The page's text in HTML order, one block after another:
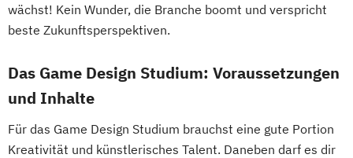
wächst! Kein Wunder, die Branche boomt und verspricht
beste Zukunftsperspektiven.
Das Game Design Studium: Voraussetzungen
und Inhalte
Für das Game Design Studium brauchst eine gute Portion
Kreativität und künstlerisches Talent. Daneben darf es dir